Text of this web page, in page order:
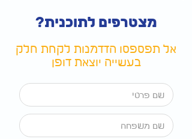
מצטרפים לתוכנית?
אל תפספסו הזדמנות לקחת חלק
בעשייה יוצאת דופן